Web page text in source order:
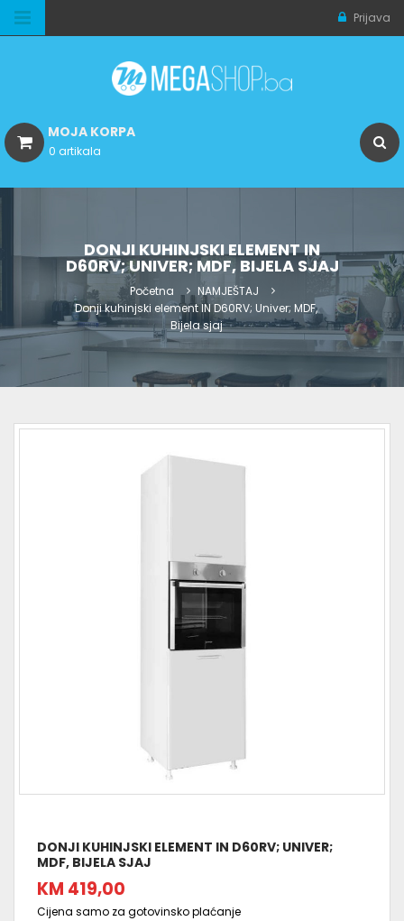
Prijava
MOJA KORPA
0 artikala
DONJI KUHINJSKI ELEMENT IN
D60RV; UNIVER; MDF, BIJELA SJAJ
Početna
NAMJEŠTAJ
Donji kuhinjski element IN D60RV; Univer; MDF,
Bijela sjaj
DONJI KUHINJSKI ELEMENT IN D60RV; UNIVER;
MDF, BIJELA SJAJ
KM 419,00
Cijena samo za gotovinsko plaćanje